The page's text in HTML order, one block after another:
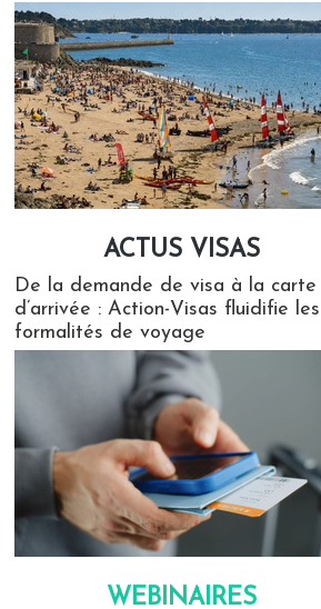
ACTUS VISAS
De la demande de visa à la carte
d’arrivée : Action-Visas fluidifie les
formalités de voyage
WEBINAIRES